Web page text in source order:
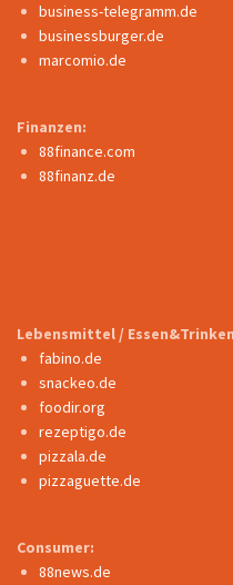
business-telegramm.de
businessburger.de
marcomio.de
Finanzen:
88finance.com
88finanz.de
Lebensmittel /
fabino.de
snackeo.de
foodir.org
rezeptigo.de
pizzala.de
pizzaguette.de
Consumer:
88news.de